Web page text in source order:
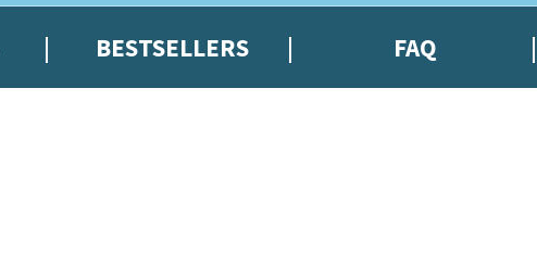
BESTSELLERS FAQ